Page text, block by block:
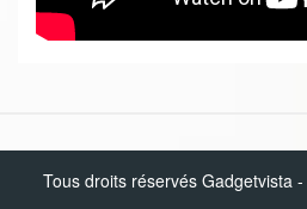
Tous droits réservés Gadgetvista -